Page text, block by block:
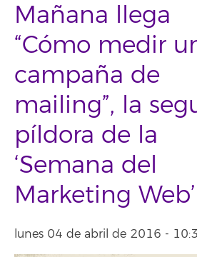
Mañana llega
“Cómo medir
campaña de
mailing”, la
píldora de la
‘Semana del
Marketing Web’
lunes 04 de abril de 2016 -